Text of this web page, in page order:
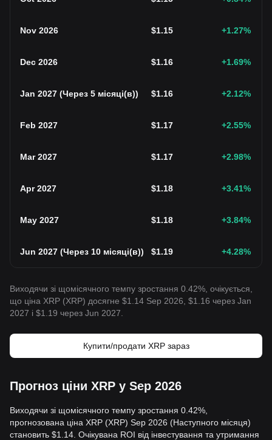
Nov 2026 $1.15 +1.27%
Dec 2026 $1.16 +1.69%
Jan 2027 (Через 5 місяці(в)) $1.16 +2.12%
Feb 2027 $1.17 +2.55%
Mar 2027 $1.17 +2.98%
Apr 2027 $1.18 +3.41%
May 2027 $1.18 +3.84%
Jun 2027 (Через 10 місяці(в)) $1.19 +4.28%
Виходячи зі щомісячного темпу зростання 0.42%, очікується,
що ціна XRP (XRP) досягне $1.14 Sep 2026, $1.16 через Jan
2027 і $1.19 через Jun 2027.
Купити/продати XRP зараз
Прогноз ціни XRP у Sep 2026
Виходячи зі щомісячного темпу зростання 0.42%,
прогнозована ціна XRP (XRP) Sep 2026 (Наступного місяця)
становить $1.14. Очікувана ROI від інвестування та утримання